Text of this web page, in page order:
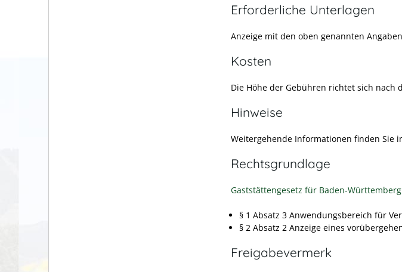
Erforderliche Unterlagen
Anzeige mit den oben genannten
Kosten
Die Höhe der Gebühren richtet sich nach
Hinweise
Weitergehende Informationen finden Sie
Rechtsgrundlage
Gaststättengesetz für Baden-
§ 1 Absatz 3 Anwendungsbereich für
§ 2 Absatz 2 Anzeige eines
Freigabevermerk